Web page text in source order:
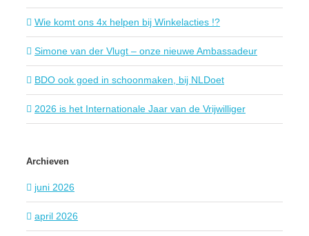
Wie komt ons 4x helpen bij Winkelacties !?
Simone van der Vlugt – onze nieuwe Ambassadeur
BDO ook goed in schoonmaken, bij NLDoet
2026 is het Internationale Jaar van de Vrijwilliger
Archieven
juni 2026
april 2026